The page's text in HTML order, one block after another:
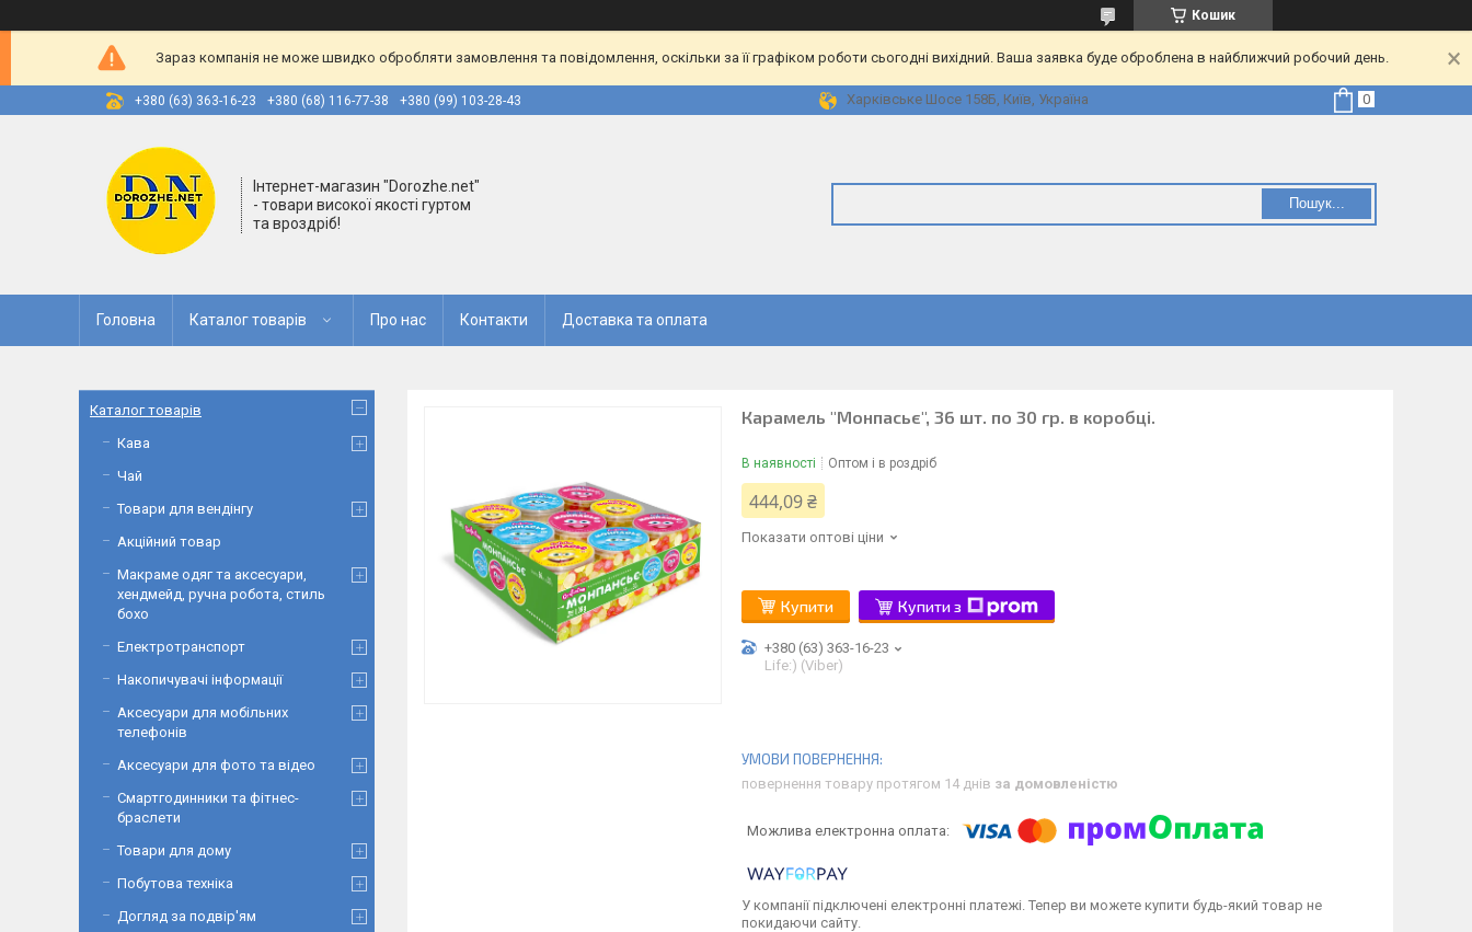
Кошик
Зараз компанія не може швидко обробляти замовлення та повідомлення, оскільки за її графіком роботи сьогодні вихідний. Ваша заявка буде оброблена в найближчий робочий день.
+380 (63) 363-16-23 +380 (68) 116-77-38 +380 (99) 103-28-43 Харківське Шосе 158Б, Київ, Україна
Інтернет-магазин "Dorozhe.net"
- товари високої якості гуртом
та вроздріб!
Пошук...
Головна Каталог товарів Про нас Контакти Доставка та оплата
Карамель "Монпасьє", 36 шт. по 30 гр. в коробці.
В наявності Оптом і в роздріб
444,09 ₴
Показати оптові ціни
Купити Купити з
+380 (63) 363-16-23
Life:) (Viber)
повернення товару протягом 14 днів за домовленістю
У компанії підключені електронні платежі. Тепер ви можете купити будь-який товар не
покидаючи сайту.
Каталог товарів
Кава
Чай
Товари для вендінгу
Акційний товар
Макраме одяг та аксесуари,
хендмейд, ручна робота, стиль
бохо
Електротранспорт
Накопичувачі інформації
Аксесуари для мобільних
телефонів
Аксесуари для фото та відео
Смартгодинники та фітнес-
браслети
Товари для дому
Побутова техніка
Догляд за подвір'ям